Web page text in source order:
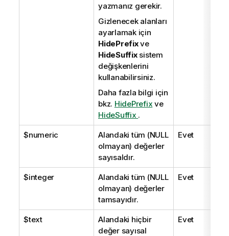
yazmanız gerekir.
Gizlenecek alanları
ayarlamak için
HidePrefixve
HideSuffixsistem
değişkenlerini
kullanabilirsiniz.
Daha fazla bilgi için
bkz. HidePrefix ve
HideSuffix .
$numeric Alandaki tüm (NULL
olmayan) değerler
sayısaldır.
Evet
$integer Alandaki tüm (NULL
olmayan) değerler
tamsayıdır.
Evet
$text
Alandaki hiçbir
değer sayısal
Evet